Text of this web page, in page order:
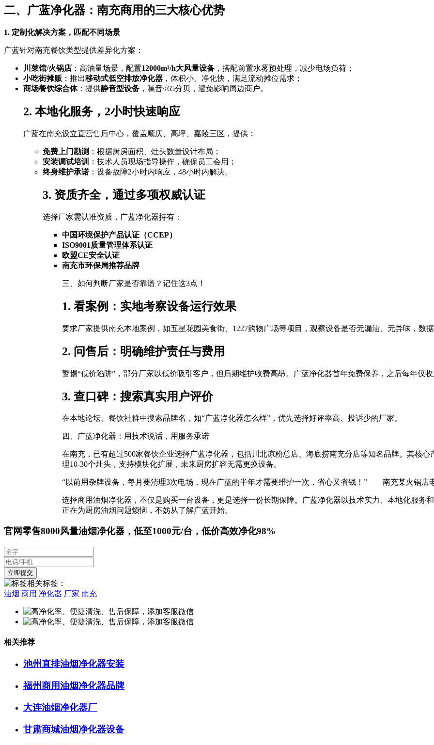
二、广蓝净化器：南充商用的三大核心优势
1. 定制化解决方案，匹配不同场景
广蓝针对南充餐饮类型提供差异化方案：
川菜馆/火锅店 ：高油量场景，配置12000m³/h大风量设备 ，搭配前置水雾预处理，减少电场负荷；
小吃街摊贩 ：推出移动式低空排放净化器 ，体积小、净化快，满足流动摊位需求；
商场餐饮综合体：提供静音型设备 ，噪音≤65分贝，避免影响周边商户。
2. 本地化服务，2小时快速响应
广蓝在南充设立直营售后中心，覆盖顺庆、高坪、嘉陵三区，提供：
免费上门勘测 ：根据厨房面积、灶头数量设计布局；
安装调试培训
：技术人员现场指导操作，确保员工会用；
终身维护承诺：设备故障2小时内响应，48小时内解决。
3. 资质齐全，通过多项权威认证
选择厂家需认准资质，广蓝净化器持有：
中国环境保护产品认证（CCEP）
ISO9001质量管理体系认证
欧盟CE安全认证
南充市环保局推荐品牌
三、如何判断厂家是否靠谱？记住这3点！
1. 看案例：实地考察设备运行效果
要求厂家提供南充本地案例，如五星花园美食街、1227购物广场等项目，观察设备是否无漏油、无异味，数据
2. 问售后：明确维护责任与费用
警惕“低价陷阱”，部分厂家以低价吸引客户，但后期维护收费高昂。广蓝净化器首年免费保养，之后每年仅收
3. 查口碑：搜索真实用户评价
在本地论坛、餐饮社群中搜索品牌名，如“广蓝净化器怎么样”，优先选择好评率高、投诉少的厂家。
四、广蓝净化器：用技术说话，用服务承诺
在南充，已有超过500家餐饮企业选择广蓝净化器，包括川北凉粉总店、海底捞南充分店等知名品牌。其核心
理10-30个灶头，支持模块化扩展，未来厨房扩容无需更换设备。
“以前用杂牌设备，每月要清理3次电场，现在广蓝的半年才需要维护一次，省心又省钱！”——南充某火锅店
选择商用油烟净化器，不仅是购买一台设备，更是选择一份长期保障。广蓝净化器以技术实力、本地化服务
正在为厨房油烟问题烦恼，不妨从了解广蓝开始。
官网零售8000风量油烟净化器，低至1000元/台，低价高效净化98%
相关标签：
油烟 商用 净化器 厂家 南充
相关推荐
池州直排油烟净化器安装
福州商用油烟净化器品牌
大连油烟净化器厂
甘肃商城油烟净化器设备